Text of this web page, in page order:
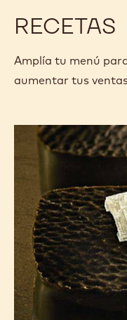
RECETAS
Amplía tu menú
aumentar tus
Chocolates
Andes